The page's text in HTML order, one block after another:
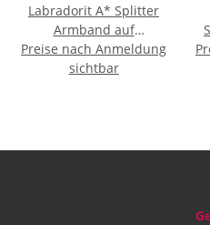
Labradorit A* Splitter
Armband auf
Stretchband ca. 4 - 8
mm, 19 - 20 cm lang
Preise nach Anmeldung
sichtbar